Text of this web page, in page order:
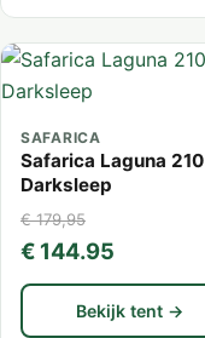
SAFARICA
Safarica Laguna 210
Darksleep
€ 179,95
€ 144.95
Bekijk tent →